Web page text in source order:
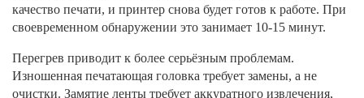
качество печати, и принтер снова будет готов к работе. При
своевременном обнаружении это занимает 10-15 минут.
Перегрев приводит к более серьёзным проблемам.
Изношенная печатающая головка требует замены, а не
очистки. Замятие ленты требует аккуратного извлечения,